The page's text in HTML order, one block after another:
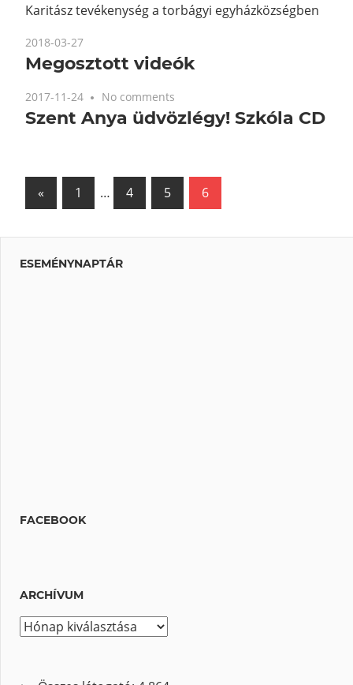
Karitász tevékenység a torbágyi egyházközségben
2018-03-27
Megosztott videók
2017-11-24 No comments
Szent Anya üdvözlégy! Szkóla CD
Bejegyzés
navigáció
« Previous
Posts
1 … 4 5 6
ESEMÉNYNAPTÁR
FACEBOOK
ARCHÍVUM
A